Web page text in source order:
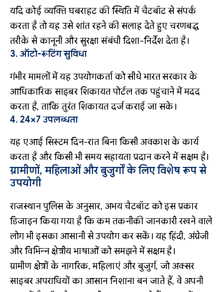
यदि कोई व्यक्ति घबराहट की स्थिति में चैटबॉट से संपर्क
करता है तो यह उसे शांत रहने की सलाह देते हुए चरणबद्ध
तरीके से कानूनी और सुरक्षा संबंधी दिशा-निर्देश देता है।
3. ऑटो-रूटिंग सुविधा
गंभीर मामलों में यह उपयोगकर्ता को सीधे भारत सरकार के
आधिकारिक साइबर शिकायत पोर्टल तक पहुंचाने में मदद
करता है, ताकि तुरंत शिकायत दर्ज कराई जा सके।
4. 24×7 उपलब्धता
यह एआई सिस्टम दिन-रात बिना किसी अवकाश के कार्य
करता है और किसी भी समय सहायता प्रदान करने में सक्षम है।
ग्रामीणों, महिलाओं और बुजुर्गों के लिए विशेष रूप से
उपयोगी
राजस्थान पुलिस के अनुसार, अभय चैटबॉट को इस प्रकार
डिजाइन किया गया है कि कम तकनीकी जानकारी रखने वाले
लोग भी इसका आसानी से उपयोग कर सकें। यह हिंदी, अंग्रेजी
और विभिन्न क्षेत्रीय भाषाओं को समझने में सक्षम है।
ग्रामीण क्षेत्रों के नागरिक, महिलाएं और बुजुर्ग, जो अक्सर
साइबर अपराधियों का आसान निशाना बन जाते हैं, वे अपनी